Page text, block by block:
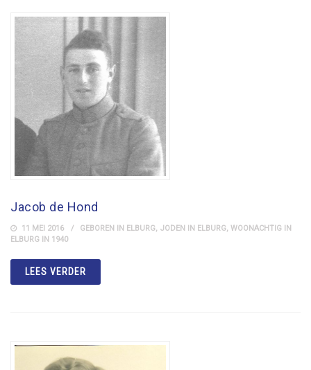
Jacob de Hond
11 MEI 2016 GEBOREN IN ELBURG, JODEN IN ELBURG, WOONACHTIG IN
ELBURG IN 1940
LEES VERDER